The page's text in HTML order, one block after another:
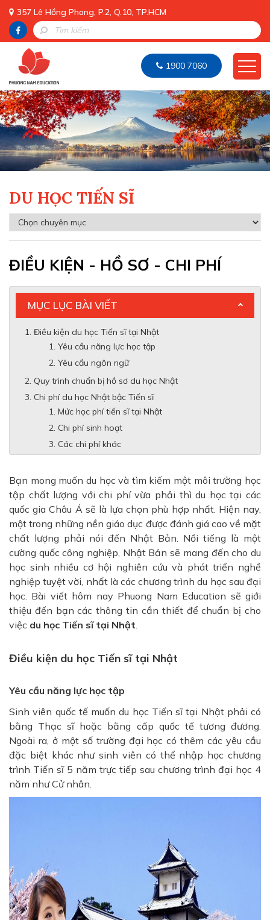
357 Lê Hồng Phong, P.2, Q.10, TP.HCM
1900 7060
DU HỌC TIẾN SĨ
ĐIỀU KIỆN - HỒ SƠ - CHI PHÍ
MỤC LỤC BÀI VIẾT
Điều kiện du học Tiến sĩ tại Nhật
Yêu cầu năng lực học tập
Yêu cầu ngôn ngữ
Quy trình chuẩn bị hồ sơ du học Nhật
Chi phí du học Nhật bậc Tiến sĩ
Mức học phí tiến sĩ tại Nhật
Chi phí sinh hoạt
Các chi phí khác
Bạn mong muốn du học và tìm kiếm một môi trường học
tập chất lượng với chi phí vừa phải thì du học tại các
quốc gia Châu Á sẽ là lựa chọn phù hợp nhất. Hiện nay,
một trong những nền giáo dục được đánh giá cao về mặt
chất lượng phải nói đến Nhật Bản. Nổi tiếng là một
cường quốc công nghiệp, Nhật Bản sẽ mang đến cho du
học sinh nhiều cơ hội nghiên cứu và phát triển nghề
nghiệp tuyệt vời, nhất là các chương trình du học sau đại
học. Bài viết hôm nay Phuong Nam Education sẽ giới
thiệu đến bạn các thông tin cần thiết để chuẩn bị cho
việc du học Tiến sĩ tại Nhật
Điều kiện du học Tiến sĩ tại Nhật
Yêu cầu năng lực học tập
Sinh viên quốc tế muốn du học Tiến sĩ tại Nhật phải có
bằng Thạc sĩ hoặc bằng cấp quốc tế tương đương.
Ngoài ra, ở một số trường đại học có thêm các yêu cầu
đặc biệt khác như sinh viên có thể nhập học chương
trình Tiến sĩ 5 năm trực tiếp sau chương trình đại học 4
năm như Cử nhân.